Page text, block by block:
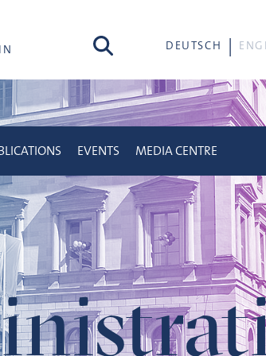
search DEUTSCH
EVENTS MEDIA CENTRE